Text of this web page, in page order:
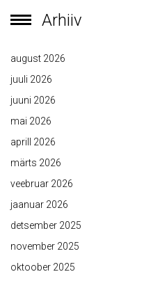
Arhiiv
august 2026
juuli 2026
juuni 2026
mai 2026
aprill 2026
märts 2026
veebruar 2026
jaanuar 2026
detsember 2025
november 2025
oktoober 2025